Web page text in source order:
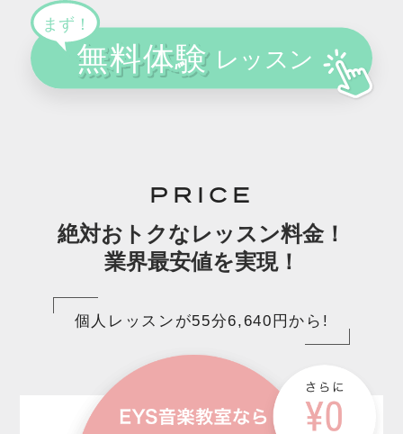
PRICE
絶対おトクなレッスン料金！
業界最安値を実現！
個人レッスンが55分6,640円から!